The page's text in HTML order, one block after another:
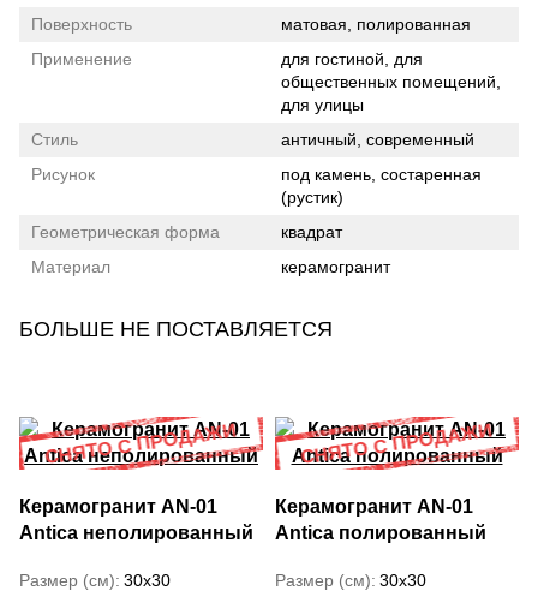
Поверхность
матовая, полированная
Применение
для гостиной, для
общественных помещений,
для улицы
Стиль
античный, современный
Рисунок
под камень, состаренная
(рустик)
Геометрическая форма
квадрат
Материал
керамогранит
БОЛЬШЕ НЕ ПОСТАВЛЯЕТСЯ
Керамогранит AN-01
Antica неполированный
Размер (см) 30x30
Керамогранит AN-01
Antica полированный
Размер (см) 30x30